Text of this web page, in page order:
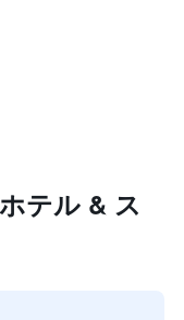
テル & ス